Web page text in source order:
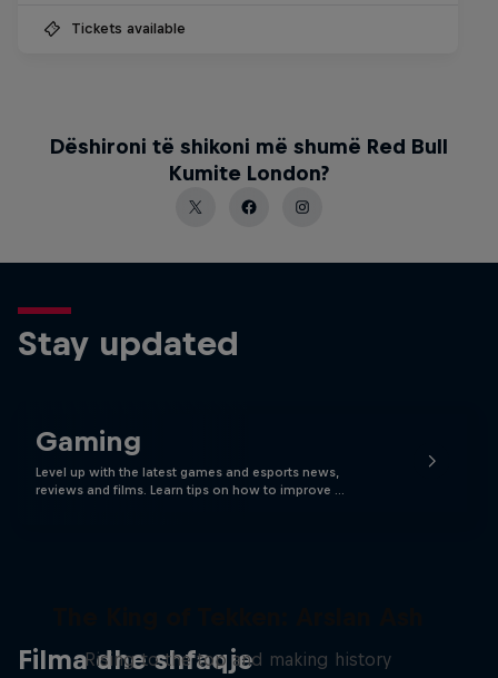
Tickets available
Dëshironi të shikoni më shumë Red Bull
Kumite London?
Stay updated
Gaming
Level up with the latest games and esports news,
reviews and films. Learn tips on how to improve …
Filma dhe shfaqje
Rising to the top and making history